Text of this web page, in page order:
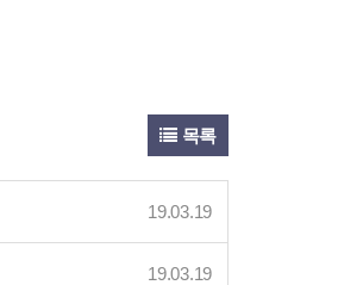
목록
19.03.19
19.03.19